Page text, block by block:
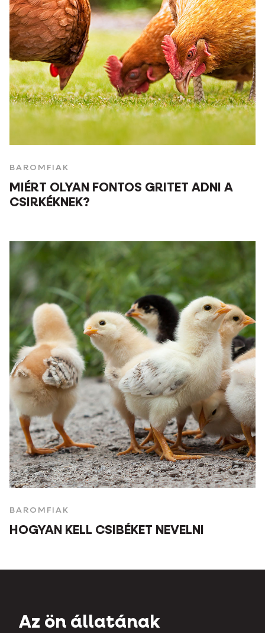
BAROMFIAK
MIÉRT OLYAN FONTOS GRITET ADNI A
CSIRKÉKNEK?
BAROMFIAK
HOGYAN KELL CSIBÉKET NEVELNI
Az ön állatának